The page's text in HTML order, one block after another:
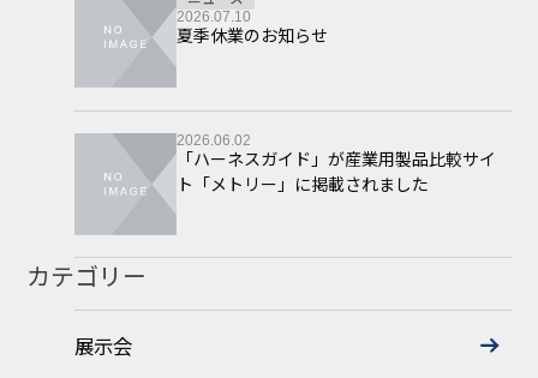
2026.07.10
夏季休業のお知らせ
2026.06.02
「ハーネスガイド」が産業用製品比較サイ
ト「メトリー」に掲載されました
カテゴリー
展示会